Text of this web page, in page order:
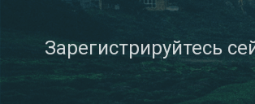
Зарегистрируйтесь